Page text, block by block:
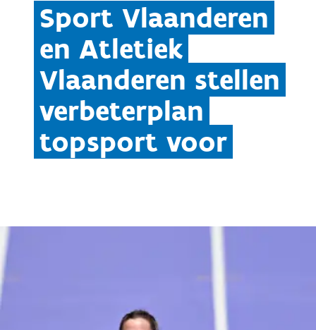
Sport Vlaanderen
en Atletiek
Vlaanderen stellen
verbeterplan
topsport voor